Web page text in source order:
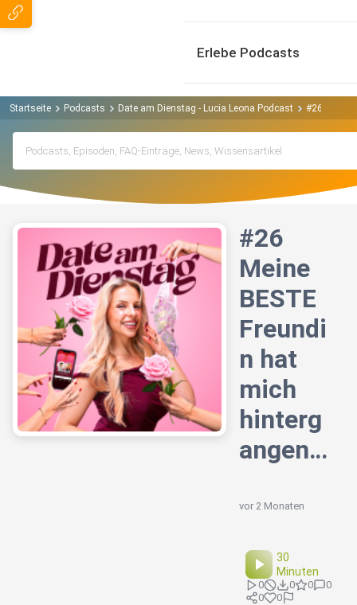
Erlebe Podcasts
Startseite Podcasts Date am Dienstag - Lucia Leona Podcast #26 Meine
#26
Meine
BESTE
Freundi
n hat
mich
hinterg
angen…
vor 2 Monaten
30
Minuten
0 0 0
0
0
0